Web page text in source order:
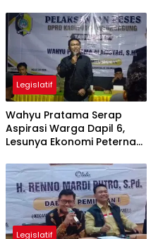
Legislatif
Wahyu Pratama Serap
Aspirasi Warga Dapil 6,
Lesunya Ekonomi Peternak
Legislatif